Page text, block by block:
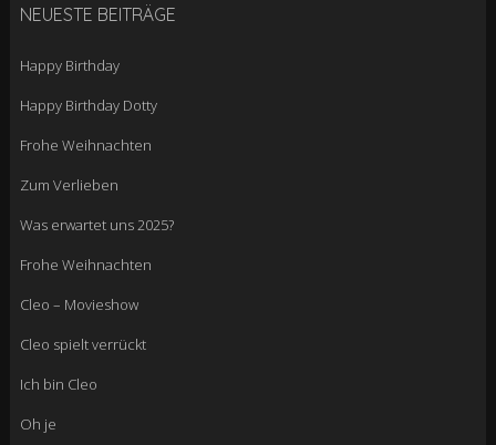
NEUESTE BEITRÄGE
Happy Birthday
Happy Birthday Dotty
Frohe Weihnachten
Zum Verlieben
Was erwartet uns 2025?
Frohe Weihnachten
Cleo – Movieshow
Cleo spielt verrückt
Ich bin Cleo
Oh je